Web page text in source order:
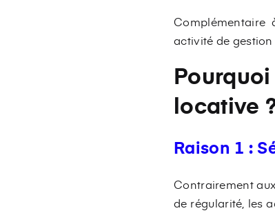
Complémentaire
activité de
locative
Raison 1 :
Contrairement
de régularité, les